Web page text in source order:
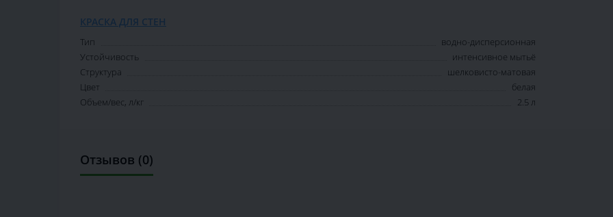
КРАСКА ДЛЯ СТЕН
Тип
водно-дисперсионная
Устойчивость
интенсивное мытьё
Структура
шелковисто-матовая
Цвет
белая
Объем/вес, л/кг
2.5 л
Отзывов (0)